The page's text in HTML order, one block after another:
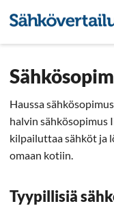
Haussa
halvin sähkösopimus
kilpailuttaa sähköt ja
omaan kotiin.
Tyypillisiä